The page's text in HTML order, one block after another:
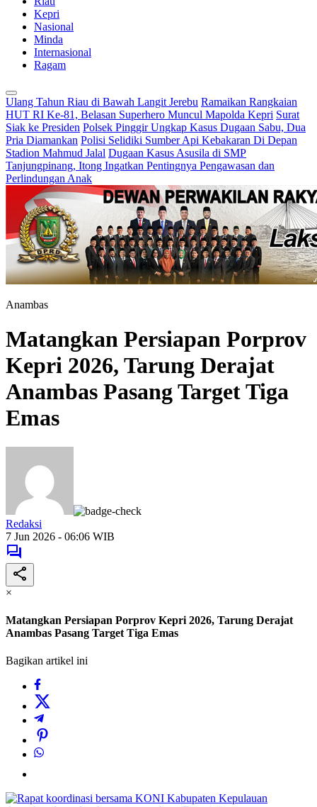
Kepri
Nasional
Minda
Internasional
Ragam
Ulang Tahun Riau di Bawah Langit Jerebu Ramaikan Rangkaian
HUT RI Ke-81, Belasan Superhero Muncul Mapolda Kepri Surat
Siak ke Presiden Polsek Pinggir Ungkap Kasus Dugaan Sabu, Dua
Pria Diamankan Polisi Selidiki Sumber Api Kebakaran Di Depan
Stadion Mahmud Jalal Dugaan Kasus Asusila di SMP
Tanjungpinang, Itong Ingatkan Pentingnya Pengawasan dan
Perlindungan Anak
Anambas
Matangkan Persiapan Porprov
Kepri 2026, Tarung Derajat
Anambas Pasang Target Tiga
Emas
Redaksi
7 Jun 2026 - 06:06 WIB
×
Matangkan Persiapan Porprov Kepri 2026, Tarung Derajat
Anambas Pasang Target Tiga Emas
Bagikan artikel ini